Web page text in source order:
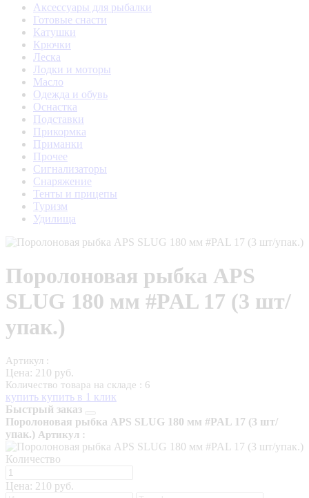
Аксессуары для рыбалки
Готовые снасти
Катушки
Крючки
Леска
Лодки и моторы
Масло
Одежда и обувь
Оснастка
Подставки
Прикормка
Приманки
Прочее
Сигнализаторы
Снаряжение
Тенты и прицепы
Туризм
Удилища
Поролоновая рыбка APS
SLUG 180 мм #PAL 17 (3 шт/
упак.)
Артикул :
Цена: 210 руб.
Количество товара на складе : 6
купить купить в 1 клик
Быстрый заказ
Поролоновая рыбка APS SLUG 180 мм #PAL 17 (3 шт/
упак.) Артикул :
Количество
Цена: 210 руб.